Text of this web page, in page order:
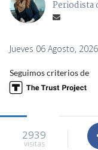
Periodista
Jueves 06 Agosto,
Seguimos criterios de
2939
visitas